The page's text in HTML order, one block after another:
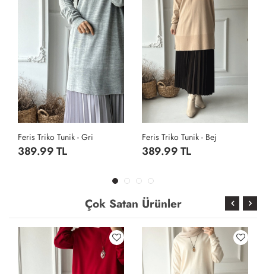
Feris Triko Tunik - Bej
389.99 TL
Feris Triko Tunik - Krem
389.99 TL
Çok Satan Ürünler